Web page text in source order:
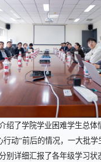
绍了学院学业困难学生总体
行动”前后的情况，一大批
别详细汇报了各年级学习状